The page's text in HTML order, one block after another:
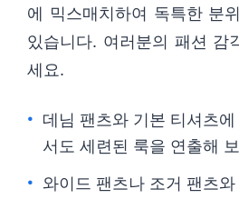
에 믹스매치하여 독특한 분
있습니다. 여러분의 패션 감
세요.
데님 팬츠와 기본 티셔츠
서도 세련된 룩을 연출해
와이드 팬츠나 조거 팬츠